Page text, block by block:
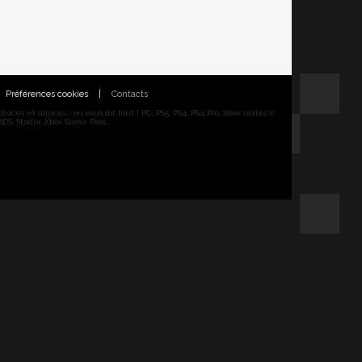
Préférences cookies Contacts
et soluces... on vous dit tout ! PC, PS5, PS4, PS4 Pro, Xbox series X,
Stadia, Xbox Game Pass...